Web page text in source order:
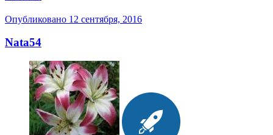
Опубликовано 12 сентября, 2016
Nata54